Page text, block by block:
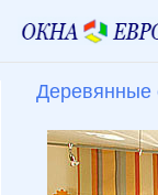
Деревянные